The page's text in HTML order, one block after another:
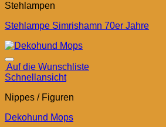
Stehlampen
Stehlampe Simrishamn 70er Jahre
Auf die Wunschliste
Schnellansicht
Nippes / Figuren
Dekohund Mops